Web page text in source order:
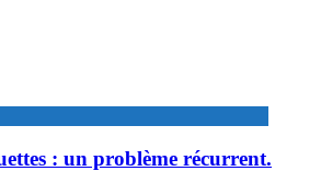
: un problème récurrent.